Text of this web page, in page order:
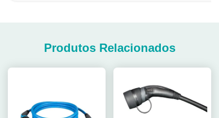
Produtos Relacionados